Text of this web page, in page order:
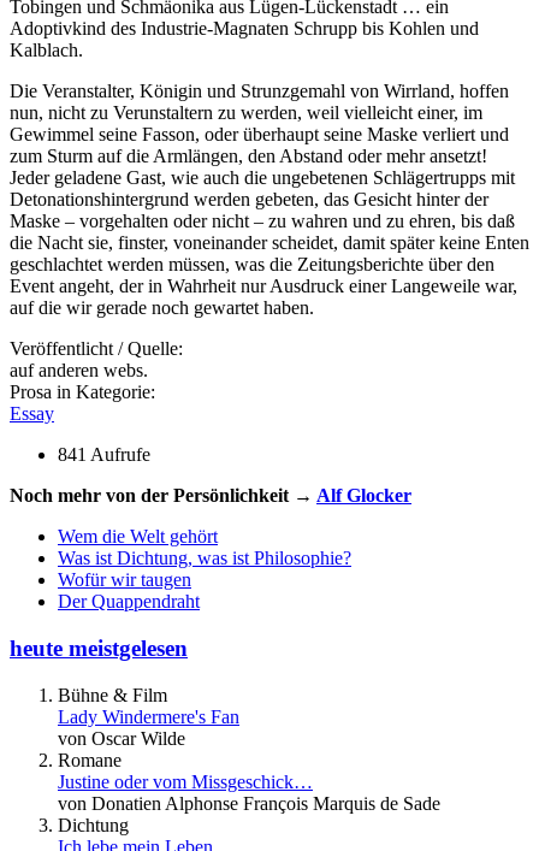
Tobingen und Schmäonika aus Lügen-Lückenstadt … ein
Adoptivkind des Industrie-Magnaten Schrupp bis Kohlen und
Kalblach.
Die Veranstalter, Königin und Strunzgemahl von Wirrland, hoffen
nun, nicht zu Verunstaltern zu werden, weil vielleicht einer, im
Gewimmel seine Fasson, oder überhaupt seine Maske verliert und
zum Sturm auf die Armlängen, den Abstand oder mehr ansetzt!
Jeder geladene Gast, wie auch die ungebetenen Schlägertrupps mit
Detonationshintergrund werden gebeten, das Gesicht hinter der
Maske – vorgehalten oder nicht – zu wahren und zu ehren, bis daß
die Nacht sie, finster, voneinander scheidet, damit später keine Enten
geschlachtet werden müssen, was die Zeitungsberichte über den
Event angeht, der in Wahrheit nur Ausdruck einer Langeweile war,
auf die wir gerade noch gewartet haben.
Veröffentlicht / Quelle:
auf anderen webs.
Prosa in Kategorie:
Essay
841 Aufrufe
Noch mehr von der Persönlichkeit → Alf Glocker
Wem die Welt gehört
Was ist Dichtung, was ist Philosophie?
Wofür wir taugen
Der Quappendraht
heute meistgelesen
Bühne & Film
Lady Windermere's Fan
von Oscar Wilde
Romane
Justine oder vom Missgeschick…
von Donatien Alphonse François Marquis de Sade
Dichtung
Ich lebe mein Leben